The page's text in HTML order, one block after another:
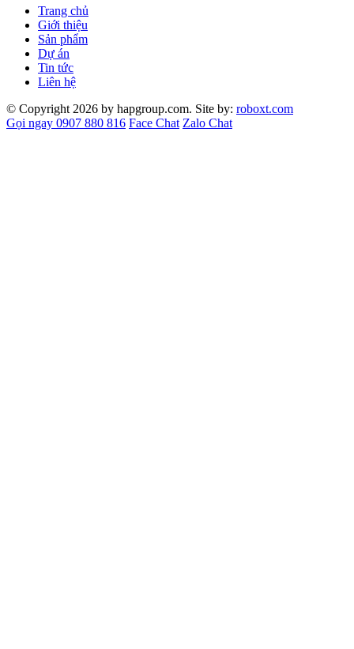
Trang chủ
Giới thiệu
Sản phẩm
Dự án
Tin tức
Liên hệ
© Copyright 2026 by hapgroup.com. Site by: roboxt.com
Gọi ngay 0907 880 816 Face Chat Zalo Chat